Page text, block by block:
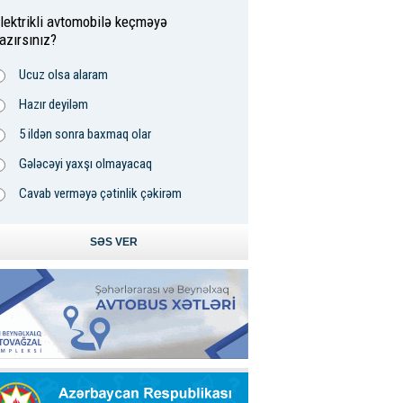
avtomobilə keçməyə
Ucuz olsa alaram
Hazır deyiləm
5 ildən sonra baxmaq olar
Gələcəyi yaxşı olmayacaq
Cavab verməyə çətinlik çəkirəm